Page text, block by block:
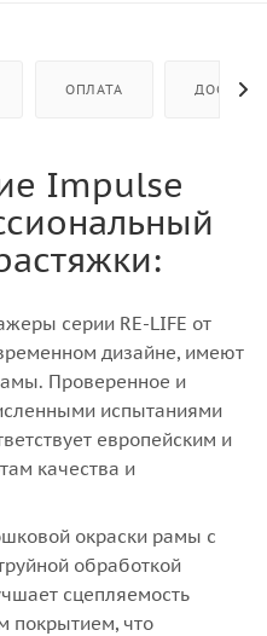
ОПЛАТА
Impulse
серии RE-LIFE от
дизайне, имеют
Проверенное и
испытаниями
европейским и
качества и
окраски рамы с
обработкой
сцепляемость
покрытием, что